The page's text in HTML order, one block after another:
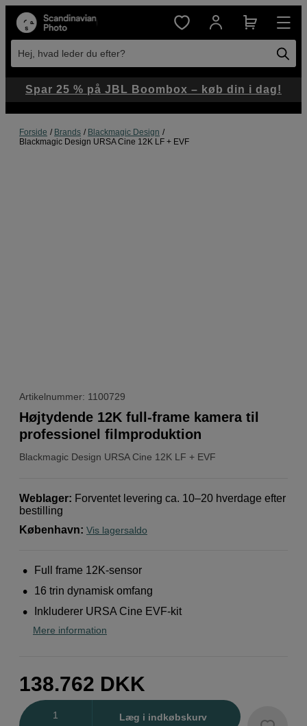
Hej, hvad leder du efter?
Forside Brands
Blackmagic Design
Blackmagic Design URSA Cine 12K LF + EVF
Artikelnummer: 1100729
Blackmagic Design URSA Cine 12K LF + EVF
Højtydende 12K full-frame kamera til
professionel filmproduktion
Weblager: Forventet levering ca. 10–20 hverdage efter
bestilling
København: Vis lagersaldo
Full frame 12K-sensor
16 trin dynamisk omfang
Inkluderer URSA Cine EVF-kit
Mere information
138.762 DKK
Læg i indkøbskurv
Spar 25 % på JBL Boombox – køb din i dag!